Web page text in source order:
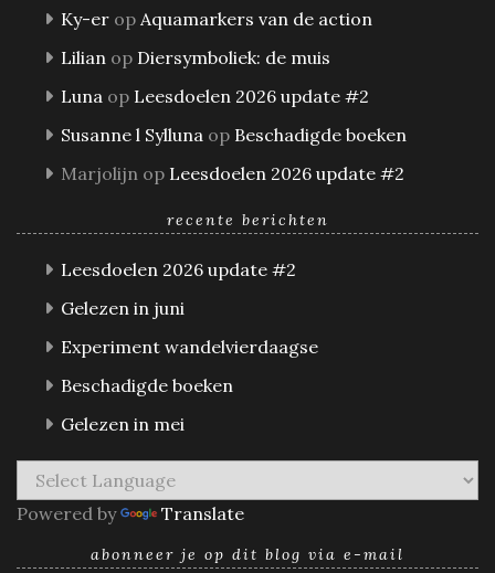
Ky-er op Aquamarkers van de action
Lilian op Diersymboliek: de muis
Luna op Leesdoelen 2026 update #2
Susanne l Sylluna op Beschadigde boeken
Marjolijn op Leesdoelen 2026 update #2
recente berichten
Leesdoelen 2026 update #2
Gelezen in juni
Experiment wandelvierdaagse
Beschadigde boeken
Gelezen in mei
Powered by Translate
abonneer je op dit blog via e-mail